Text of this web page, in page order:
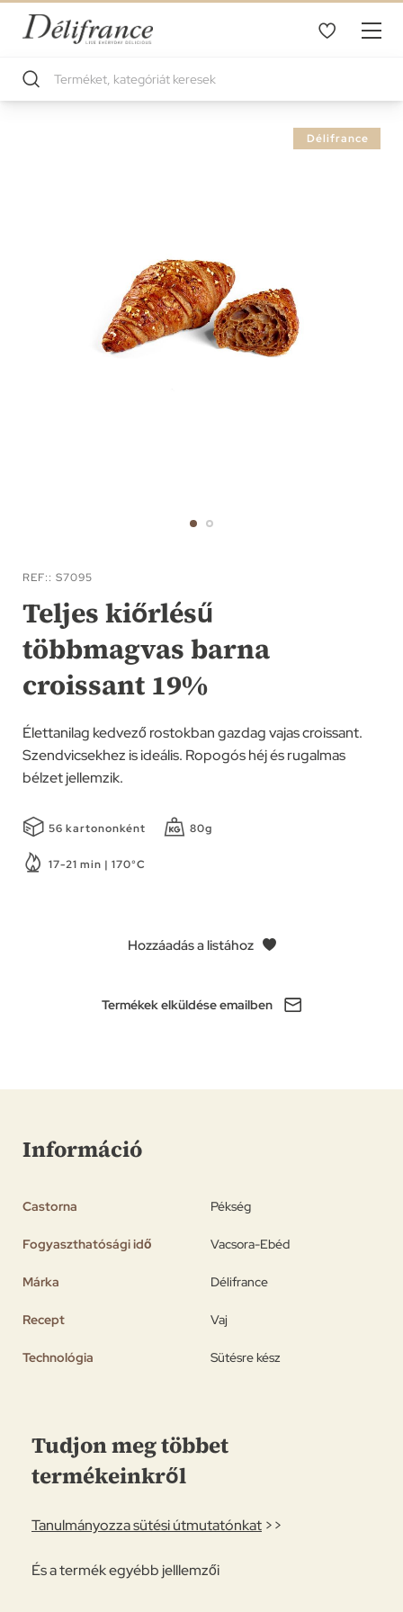
a
képgaléria
elejére
Délifrance
REF: S7095
Teljes kiőrlésű
többmagvas barna
croissant 19%
Élettanilag kedvező rostokban gazdag vajas croissant.
Szendvicsekhez is ideális. Ropogós héj és rugalmas
bélzet jellemzik.
56 kartononként 80g
17-21 min | 170°C
Hozzáadás a listához
Termékek elküldése emailben
Információ
Castorna Pékség
Fogyaszthatósági idő Vacsora-Ebéd
Márka Délifrance
Recept Vaj
Technológia Sütésre kész
Tudjon meg többet
termékeinkről
Tanulmányozza sütési útmutatónkat >>
És a termék egyébb jelllemzői